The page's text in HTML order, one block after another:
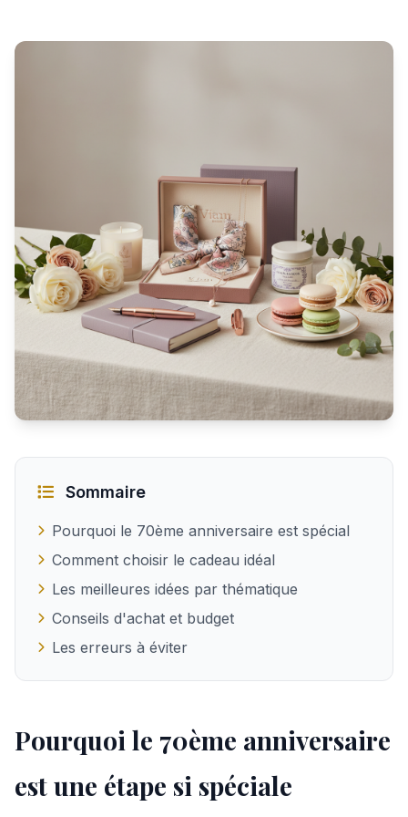
Sommaire
Pourquoi le 70ème anniversaire est spécial
Comment choisir le cadeau idéal
Les meilleures idées par thématique
Conseils d'achat et budget
Les erreurs à éviter
Pourquoi le 70ème anniversaire
est une étape si spéciale